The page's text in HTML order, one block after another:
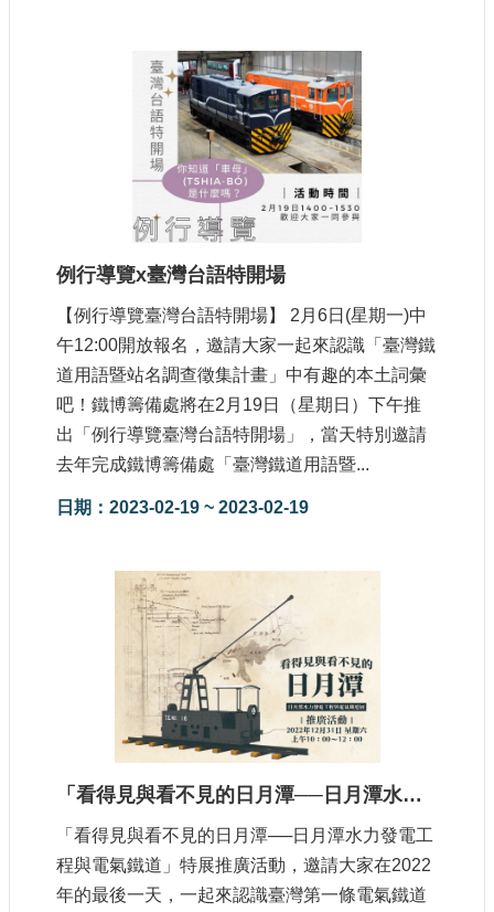
例行導覽x臺灣台語特開場
【例行導覽臺灣台語特開場】 2月6日(星期一)中
午12:00開放報名，邀請大家一起來認識「臺灣鐵
道用語暨站名調查徵集計畫」中有趣的本土詞彙
吧！鐵博籌備處將在2月19日（星期日）下午推
出「例行導覽臺灣台語特開場」，當天特別邀請
去年完成鐵博籌備處「臺灣鐵道用語暨...
日期：2023-02-19 ~ 2023-02-19
「看得見與看不見的日月潭──日月潭水力發電工程與電氣鐵道」特展推廣活動
「看得見與看不見的日月潭──日月潭水力發電工
程與電氣鐵道」特展推廣活動，邀請大家在2022
年的最後一天，一起來認識臺灣第一條電氣鐵道